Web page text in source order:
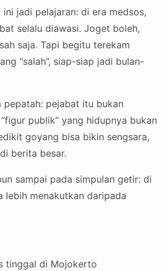
ini jadi pelajaran: di era medsos,
selalu diawasi. Joget boleh,
saja. Tapi begitu terekam
“salah”, siap-siap jadi bulan-
pepatah: pejabat itu bukan
publik” yang hidupnya bukan
goyang bisa bikin sengsara,
berita besar.
sampai pada simpulan getir: di
lebih menakutkan daripada
tinggal di Mojokerto